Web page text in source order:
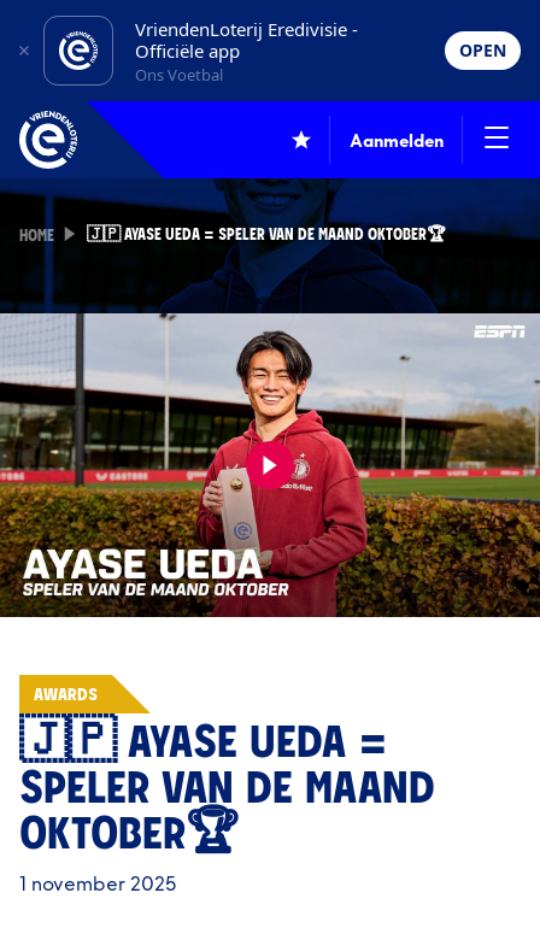
VriendenLoterij Eredivisie -
Officiële app
Ons Voetbal
OPEN
Aanmelden
HOME 🇯🇵 AYASE UEDA = SPELER VAN DE MAAND OKTOBER🏆
AWARDS
🇯🇵 AYASE UEDA =
SPELER VAN DE MAAND
OKTOBER🏆
1 november 2025